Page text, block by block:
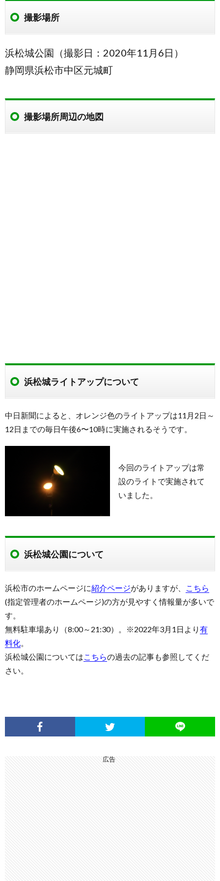
撮影場所
浜松城公園（撮影日：2020年11月6日）
静岡県浜松市中区元城町
撮影場所周辺の地図
浜松城ライトアップについて
中日新聞によると、オレンジ色のライトアップは11月2日～
12日までの毎日午後6〜10時に実施されるそうです。
今回のライトアップは常
設のライトで実施されて
いました。
浜松城公園について
浜松市のホームページに紹介ページがありますが、
こちら
(指定管理者のホームページ)の方が見やすく情報量が多いで
す。
無料駐車場あり（8:00～21:30）。※2022年3月1日より 有
料化。
浜松城公園についてはこちらの過去の記事も参照してくだ
さい。
広告